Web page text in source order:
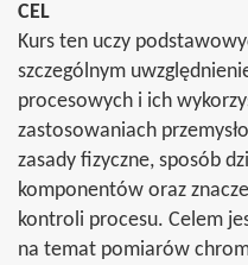
CEL
Kurs ten uczy
szczególnym
procesowych i ich
zastosowaniach
zasady fizyczne, sposób
komponentów oraz
kontroli procesu. Celem
na temat pomiarów